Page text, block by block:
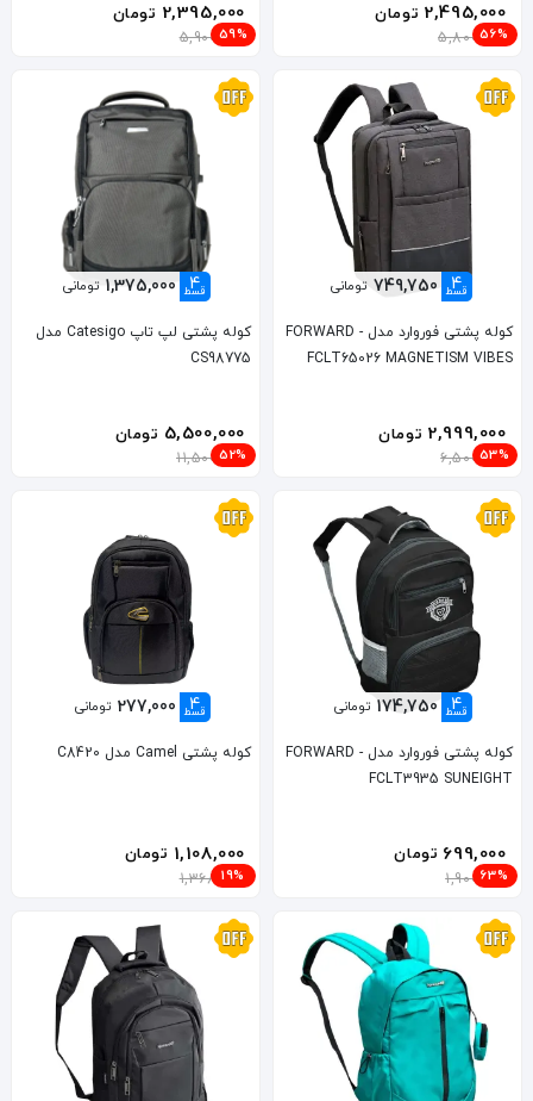
2,495,000 تومان
5,800,000
56%
2,395,000 تومان
5,900,000
59%
4
قسط 749,750 تومانی
کوله پشتی فوروارد مدل FORWARD -
FCLT65026 MAGNETISM VIBES
2,999,000 تومان
6,500,000
53%
4
قسط 1,375,000 تومانی
کوله پشتی لپ تاپ Catesigo مدل
CS98775
5,500,000 تومان
11,500,000
52%
4
قسط 174,750 تومانی
کوله پشتی فوروارد مدل FORWARD -
FCLT3935 SUNEIGHT
699,000 تومان
1,900,000
63%
4
قسط 277,000 تومانی
کوله پشتی Camel مدل C8420
1,108,000 تومان
1,368,000
19%